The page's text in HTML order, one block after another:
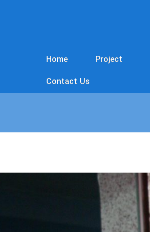
Home Project
Contact Us